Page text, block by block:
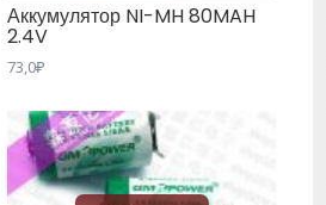
Аккумулятор NI-MH 80MAH
2.4V
73,0₽